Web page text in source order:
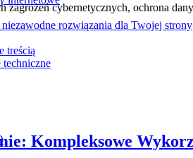
rozwiązania dla Twojej strony
treścią
zagrożeń cybernetycznych, ochrona
Kompleksowe